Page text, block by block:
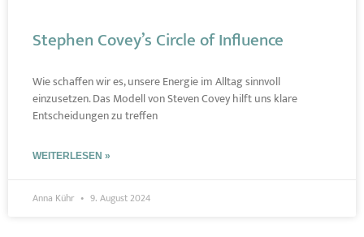
Stephen Covey’s Circle of Influence
Wie schaffen wir es, unsere Energie im Alltag sinnvoll
einzusetzen. Das Modell von Steven Covey hilft uns klare
Entscheidungen zu treffen
WEITERLESEN »
Anna Kühr 9. August 2024